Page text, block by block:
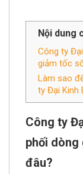
Nội dung
Công ty
giảm tốc
Làm sao
ty Đại Kinh
Công ty
phối dòng
đâu?